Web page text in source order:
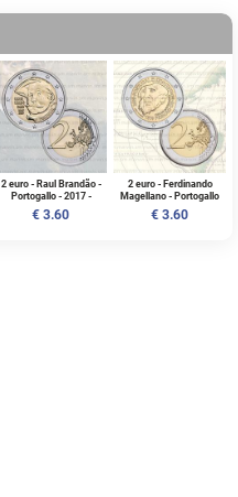
2 euro - Raul Brandão -
Portogallo - 2017 -
UNC
€ 3.60
2 euro - Ferdinando
Magellano - Portogallo
- 2019 - UNC
€ 3.60